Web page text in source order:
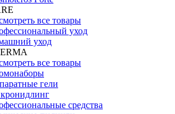
все товары
уход
уход
все товары
гели
средства